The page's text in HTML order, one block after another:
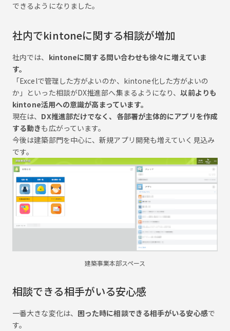
できるようになりました。
社内でkintoneに関する相談が増加
社内では、 kintoneに関する問い合わせも徐々に増えていま
す。
「Excelで管理した方がよいのか、kintone化した方がよいの
か」といった相談がDX推進部へ集まるようになり、以前よりも
kintone活用への意識が高まっています。
現在は、 DX推進部だけでなく、各部署が主体的にアプリを作成
する動きも広がっています。
今後は建築部門を中心に、新規アプリ開発も増えていく見込み
です。
建築事業本部スペース
相談できる相手がいる安心感
一番大きな変化は、 困った時に相談できる相手がいる安心感で
す。